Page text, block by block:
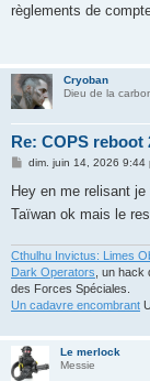
règlements de
Cryoban
Dieu de la
Re: COPS reboot
M
s
s
a
dim. juin 14, 2026 9:44
Hey en me relisant
Taïwan ok mais le
Cthulhu Invictus: Limes
Dark Operators , un
des Forces Spéciales.
Un cadavre encombrant
Le merlock
Messie